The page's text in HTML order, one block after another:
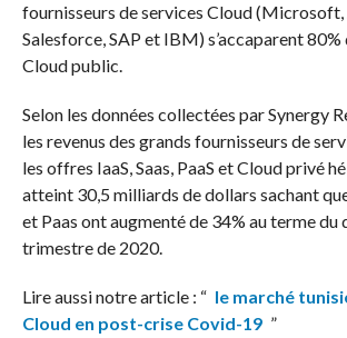
fournisseurs de services Cloud (Microsoft,
Salesforce, SAP et IBM) s’accaparent 80%
Cloud public.
Selon les données collectées par Synergy
les revenus des grands fournisseurs de
les offres IaaS, Saas, PaaS et Cloud privé
atteint 30,5 milliards de dollars sachant
et Paas ont augmenté de 34% au terme du
trimestre de 2020.
Lire aussi notre article : “ le marché
Cloud en post-crise Covid-19 ”